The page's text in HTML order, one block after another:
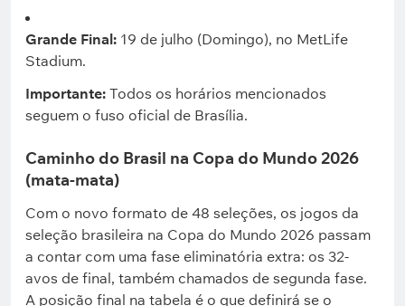
Grande Final: 19 de julho (Domingo), no MetLife
Stadium.
Importante: Todos os horários mencionados
seguem o fuso oficial de Brasília.
Caminho do Brasil na Copa do Mundo 2026
(mata-mata)
Com o novo formato de 48 seleções, os jogos da
seleção brasileira na Copa do Mundo 2026 passam
a contar com uma fase eliminatória extra: os 32-
avos de final, também chamados de segunda fase.
A posição final na tabela é o que definirá se o